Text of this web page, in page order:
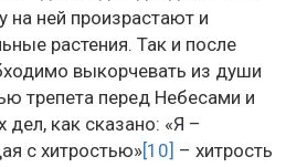
на ней произрастают и
растения. Так и после
выкорчевать из души
трепета перед Небесами и
как сказано: «Я –
с хитростью»[10] – хитрость